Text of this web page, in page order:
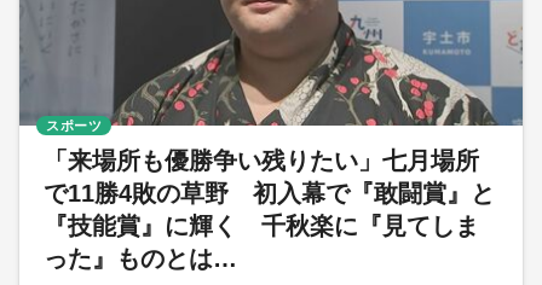
「来場所も優勝争い残りたい」七月場所
で11勝4敗の草野 初入幕で『敢闘賞』と
『技能賞』に輝く 千秋楽に『見てしま
った』ものとは…
スポーツ